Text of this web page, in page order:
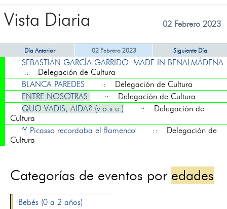
Vista Diaria 02 Febrero 2023
Día Anterior 02 Febrero 2023 Siguiente Día
SEBASTIÁN GARCÍA GARRIDO. MADE IN BENALMÁDENA
:: Delegación de Cultura
BLANCA PAREDES
:: Delegación de Cultura
ENTRE NOSOTRAS
:: Delegación de Cultura
QUO VADIS, AIDA? (v.o.s.e.)
:: Delegación de
Cultura
'Y Picasso recordaba el flamenco'
:: Delegación de
Cultura
Categorías de eventos por edades
Bebés (0 a 2 años)